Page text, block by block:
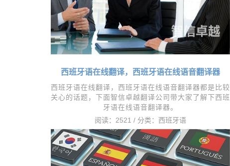
西班牙语在线翻译，西班牙语在线语音翻译器
西班牙语在线翻译，西班牙语在线语音翻译器都是比较
关心的话题，下面智信卓越翻译公司带大家了解下西班
牙语在线语音翻译器。
阅读：2521 / 分类： 西班牙语